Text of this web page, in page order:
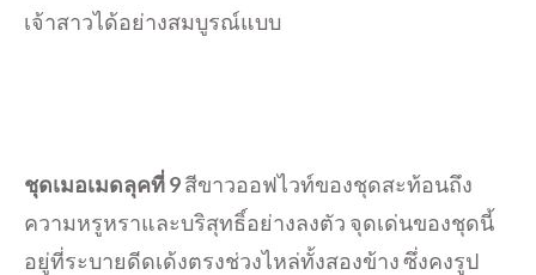
เจ้าสาวได้อย่างสมบูรณ์แบบ
ชุดเมอเมดลุคที่9สีขาวออฟไวท์ของชุดสะท้อนถึง
ความหรูหราและบริสุทธิ์อย่างลงตัว จุดเด่นของชุดนี้
อยู่ที่ระบายดีดเด้งตรงช่วงไหล่ทั้งสองข้าง ซึ่งคงรูป